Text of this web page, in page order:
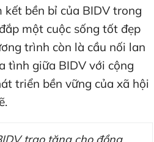
bền bỉ của BIDV trong
một cuộc sống tốt đẹp
trình còn là cầu nối lan
tình giữa BIDV với cộng
triển bền vững của xã hội
trao tặng cho đồng